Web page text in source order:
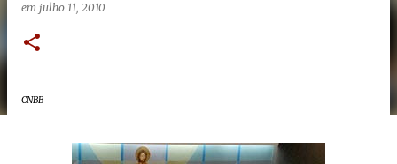
em julho 11, 2010
CNBB